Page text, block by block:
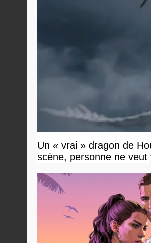
Un « vrai » dragon de
scène, personne ne veut